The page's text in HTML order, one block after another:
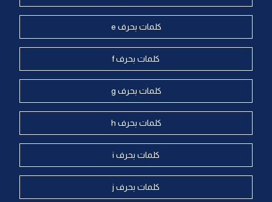
كلمات بحرف e
كلمات بحرف f
كلمات بحرف g
كلمات بحرف h
كلمات بحرف i
كلمات بحرف j